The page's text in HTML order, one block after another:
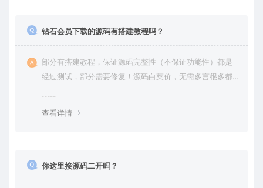
钻石会员下载的源码有搭建教程吗？
部分有搭建教程，保证源码完整性（不保证功能性）都是
经过测试，部分需要修复！源码白菜价，无需多言很多都
查看详情
你这里接源码二开吗？